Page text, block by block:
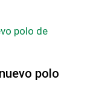
polo